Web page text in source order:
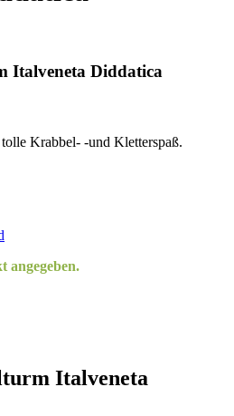
Italveneta Diddatica
Krabbel- -und Kletterspaß.
angegeben.
Italveneta